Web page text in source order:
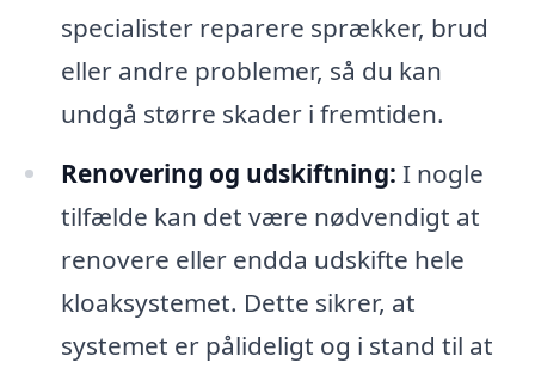
specialister reparere sprækker, brud
eller andre problemer, så du kan
undgå større skader i fremtiden.
Renovering og udskiftning: I nogle
tilfælde kan det være nødvendigt at
renovere eller endda udskifte hele
kloaksystemet. Dette sikrer, at
systemet er pålideligt og i stand til at